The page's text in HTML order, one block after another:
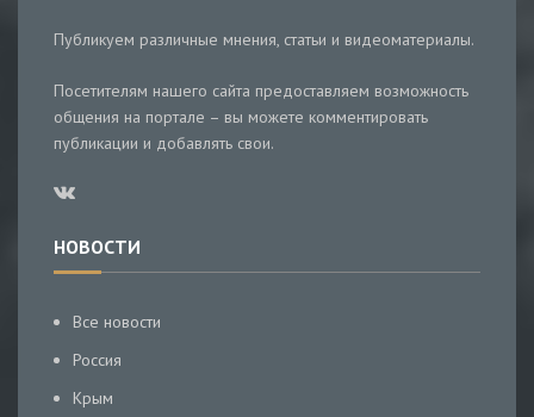
Публикуем различные мнения, статьи и видеоматериалы.
Посетителям нашего сайта предоставляем возможность
общения на портале – вы можете комментировать
публикации и добавлять свои.
НОВОСТИ
Все новости
Россия
Крым